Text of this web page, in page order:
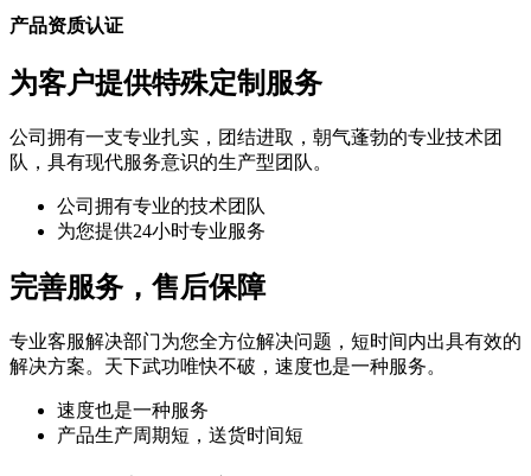
产品资质认证
为客户提供特殊定制服务
公司拥有一支专业扎实，团结进取，朝气蓬勃的专业技术团
队，具有现代服务意识的生产型团队。
公司拥有专业的技术团队
为您提供24小时专业服务
完善服务，售后保障
专业客服解决部门为您全方位解决问题，短时间内出具有效的
解决方案。天下武功唯快不破，速度也是一种服务。
速度也是一种服务
产品生产周期短，送货时间短